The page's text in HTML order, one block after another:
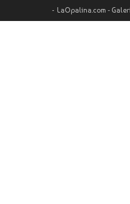
LaOpalina.com -